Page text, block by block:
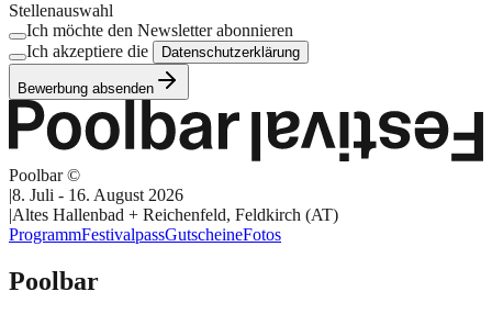
Stellenauswahl
Ich möchte den Newsletter abonnieren
Ich akzeptiere die
Datenschutzerklärung
Bewerbung absenden
Poolbar ©
|8. Juli - 16. August 2026
|Altes Hallenbad + Reichenfeld, Feldkirch (AT)
ProgrammFestivalpassGutscheineFotos
Poolbar